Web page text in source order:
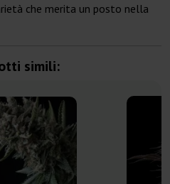
che merita un posto nella
simili: